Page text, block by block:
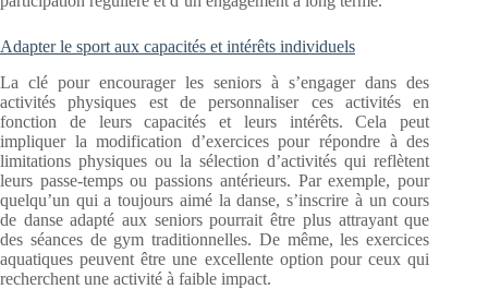
Adapter le sport aux capacités et intérêts individuels
La clé pour encourager les seniors à s’engager dans des
activités physiques est de personnaliser ces activités en
fonction de leurs capacités et leurs intérêts. Cela peut
impliquer la modification d’exercices pour répondre à des
limitations physiques ou la sélection d’activités qui reflètent
leurs passe-temps ou passions antérieurs. Par exemple, pour
quelqu’un qui a toujours aimé la danse, s’inscrire à un cours
de danse adapté aux seniors pourrait être plus attrayant que
des séances de gym traditionnelles. De même, les exercices
aquatiques peuvent être une excellente option pour ceux qui
recherchent une activité à faible impact.